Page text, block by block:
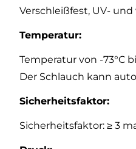
Verschleißfest, UV-
Temperatur:
Temperatur von -73°C
Der Schlauch kann
Sicherheitsfaktor:
Sicherheitsfaktor: ≥ 3